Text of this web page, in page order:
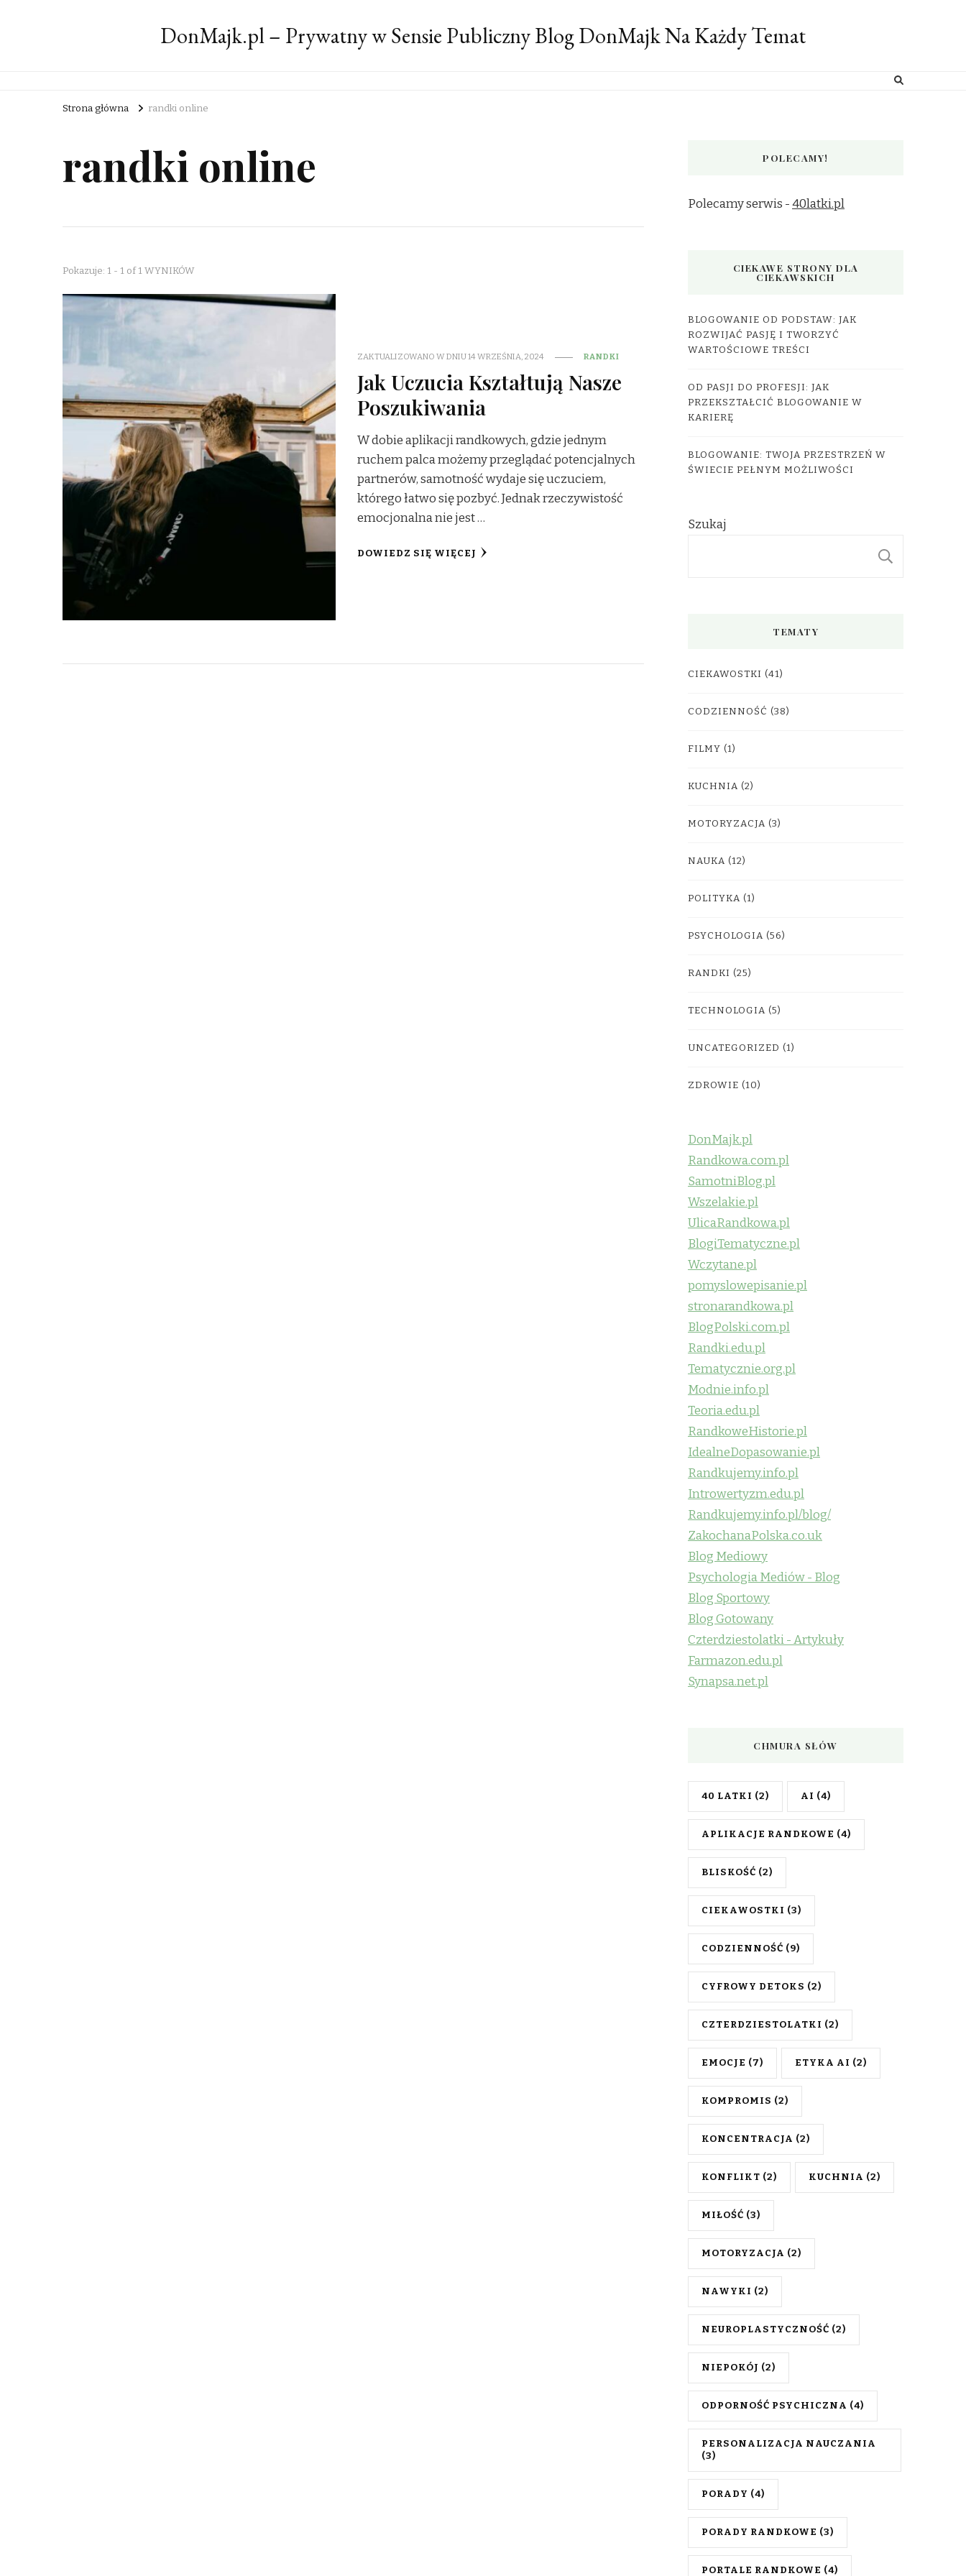
DonMajk.pl – Prywatny w Sensie Publiczny Blog DonMajk Na Każdy Temat
Strona główna randki online
randki online
Pokazuje: 1 - 1 of 1 WYNIKÓW
ZAKTUALIZOWANO W DNIU14 WRZEŚNIA, 2024 RANDKI
Jak Uczucia Kształtują Nasze
Poszukiwania
W dobie aplikacji randkowych, gdzie jednym
ruchem palca możemy przeglądać potencjalnych
partnerów, samotność wydaje się uczuciem,
którego łatwo się pozbyć. Jednak rzeczywistość
emocjonalna nie jest …
DOWIEDZ SIĘ WIĘCEJ
POLECAMY!
Polecamy serwis -40latki.pl
CIEKAWE STRONY DLA
CIEKAWSKICH
BLOGOWANIE OD PODSTAW: JAK
ROZWIJAĆ PASJĘ I TWORZYĆ
WARTOŚCIOWE TREŚCI
OD PASJI DO PROFESJI: JAK
PRZEKSZTAŁCIĆ BLOGOWANIE W
KARIERĘ
BLOGOWANIE: TWOJA PRZESTRZEŃ W
ŚWIECIE PEŁNYM MOŻLIWOŚCI
Szukaj
TEMATY
CIEKAWOSTKI (41)
CODZIENNOŚĆ (38)
FILMY (1)
KUCHNIA (2)
MOTORYZACJA (3)
NAUKA (12)
POLITYKA (1)
PSYCHOLOGIA (56)
RANDKI (25)
TECHNOLOGIA (5)
UNCATEGORIZED (1)
ZDROWIE (10)
DonMajk.pl
Randkowa.com.pl
SamotniBlog.pl
Wszelakie.pl
UlicaRandkowa.pl
BlogiTematyczne.pl
Wczytane.pl
pomyslowepisanie.pl
stronarandkowa.pl
BlogPolski.com.pl
Randki.edu.pl
Tematycznie.org.pl
Modnie.info.pl
Teoria.edu.pl
RandkoweHistorie.pl
IdealneDopasowanie.pl
Randkujemy.info.pl
Introwertyzm.edu.pl
Randkujemy.info.pl/blog/
ZakochanaPolska.co.uk
Blog Mediowy
Psychologia Mediów - Blog
Blog Sportowy
Blog Gotowany
Czterdziestolatki - Artykuły
Farmazon.edu.pl
Synapsa.net.pl
CHMURA SŁÓW
40 LATKI (2) AI (4)
APLIKACJE RANDKOWE (4)
BLISKOŚĆ (2)
CIEKAWOSTKI (3)
CODZIENNOŚĆ (9)
CYFROWY DETOKS (2)
CZTERDZIESTOLATKI (2)
EMOCJE (7) ETYKA AI (2)
KOMPROMIS (2)
KONCENTRACJA (2)
KONFLIKT (2) KUCHNIA (2)
MIŁOŚĆ (3)
MOTORYZACJA (2)
NAWYKI (2)
NEUROPLASTYCZNOŚĆ (2)
NIEPOKÓJ (2)
ODPORNOŚĆ PSYCHICZNA (4)
PERSONALIZACJA NAUCZANIA
(3)
PORADY (4)
PORADY RANDKOWE (3)
PORTALE RANDKOWE (4)